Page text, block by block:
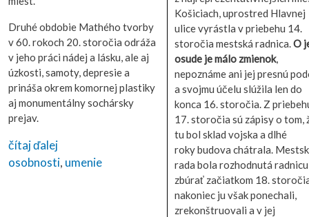
Druhé obdobie Mathého tvorby
v 60. rokoch 20. storočia odráža
v jeho práci nádej a lásku, ale aj
úzkosti, samoty, depresie a
prináša okrem komornej plastiky
aj monumentálny sochársky
prejav.
čítaj ďalej
osobnosti, umenie
Košiciach, uprostred Hlavnej
ulice vyrástla v priebehu 14.
storočia mestská radnica.O
osude je málo zmienok,
nepoznáme ani jej presnú
a svojmu účelu slúžila len do
konca 16. storočia. Z
17. storočia sú zápisy o tom,
tu bol sklad vojska a dlhé
roky budova chátrala.
rada bola rozhodnutá radnicu
zbúrať začiatkom 18.
nakoniec ju však ponechali,
zrekonštruovali a v jej